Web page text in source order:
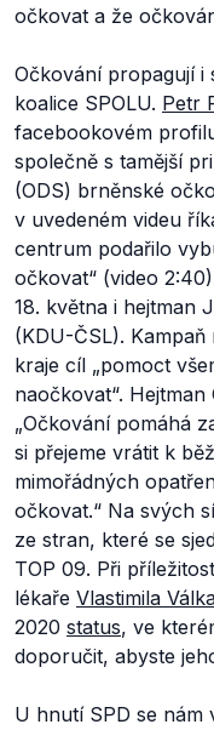
očkovat a že
Očkování propagují i
koalice SPOLU. Petr
facebookovém
společně s tamější
(ODS) brněnské
v uvedeném videu
centrum podařilo
očkovat“ (video
18. května i hejtman
(KDU-ČSL).
kraje cíl „pomoct
naočkovat“.
„Očkování pomáhá
si přejeme vrátit k
mimořádných
očkovat.“ Na svých
ze stran, které se
TOP 09. Při
lékaře Vlastimila
2020 status, ve
doporučit, abyste
U hnutí SPD se nám